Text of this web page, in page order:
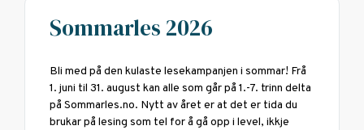
Sommarles 2026
Bli med på den kulaste lesekampanjen i sommar! Frå
1. juni til 31. august kan alle som går på 1.-7. trinn delta
på Sommarles.no. Nytt av året er at det er tida du
brukar på lesing som tel for å gå opp i level, ikkje